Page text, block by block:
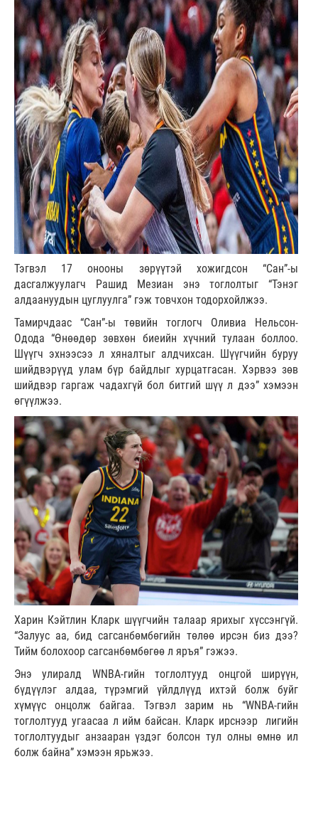
Тэгвэл 17 онооны зөрүүтэй хожигдсон “Сан”-ы
дасгалжуулагч Рашид Мезиан энэ тоглолтыг “Тэнэг
алдаануудын цуглуулга” гэж товчхон тодорхойлжээ.
Тамирчдаас “Сан”-ы төвийн тоглогч Оливиа Нельсон-
Одода “Өнөөдөр зөвхөн биеийн хүчний тулаан боллоо.
Шүүгч эхнээсээ л хяналтыг алдчихсан. Шүүгчийн буруу
шийдвэрүүд улам бүр байдлыг хурцатгасан. Хэрвээ зөв
шийдвэр гаргаж чадахгүй бол битгий шүү л дээ” хэмээн
өгүүлжээ.
Харин Кэйтлин Кларк шүүгчийн талаар ярихыг хүссэнгүй.
“Залуус аа, бид сагсанбөмбөгийн төлөө ирсэн биз дээ?
Тийм болохоор сагсанбөмбөгөө л яръя” гэжээ.
Энэ улиралд WNBA-гийн тоглолтууд онцгой ширүүн,
бүдүүлэг алдаа, түрэмгий үйлдлүүд ихтэй болж буйг
хүмүүс онцолж байгаа. Тэгвэл зарим нь “WNBA-гийн
тоглолтууд угаасаа л ийм байсан. Кларк ирснээр лигийн
тоглолтуудыг анзааран үздэг болсон тул олны өмнө ил
болж байна” хэмээн ярьжээ.